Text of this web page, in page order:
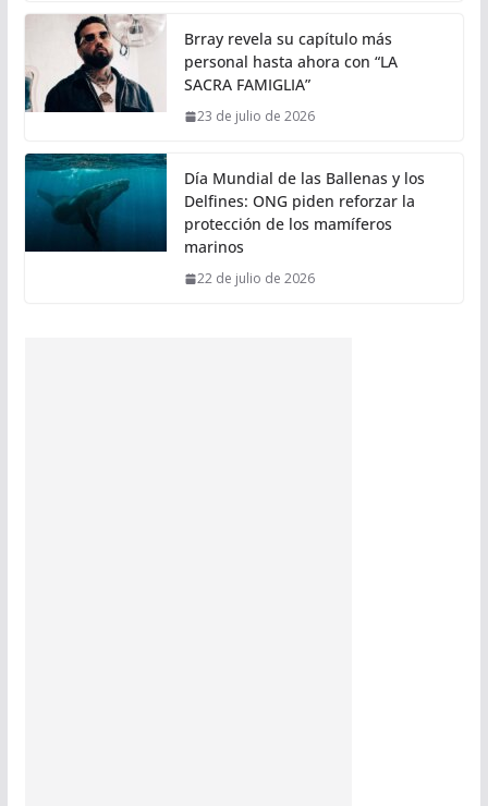
Brray revela su capítulo más
personal hasta ahora con “LA
SACRA FAMIGLIA”
23 de julio de 2026
Día Mundial de las Ballenas y los
Delfines: ONG piden reforzar la
protección de los mamíferos
marinos
22 de julio de 2026